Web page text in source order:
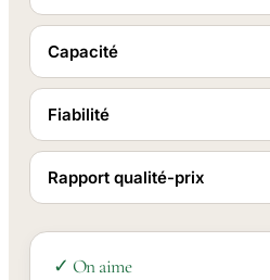
Capacité
Fiabilité
Rapport qualité-prix
✓ On aime